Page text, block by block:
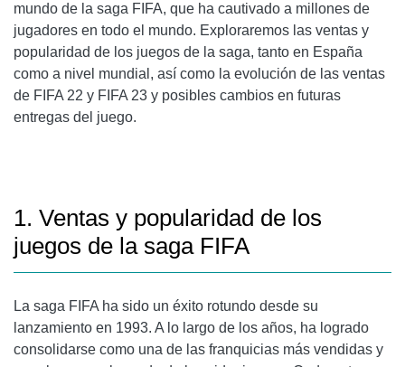
mundo de la saga FIFA, que ha cautivado a millones de
jugadores en todo el mundo. Exploraremos las ventas y
popularidad de los juegos de la saga, tanto en España
como a nivel mundial, así como la evolución de las ventas
de FIFA 22 y FIFA 23 y posibles cambios en futuras
entregas del juego.
1. Ventas y popularidad de los
juegos de la saga FIFA
La saga FIFA ha sido un éxito rotundo desde su
lanzamiento en 1993. A lo largo de los años, ha logrado
consolidarse como una de las franquicias más vendidas y